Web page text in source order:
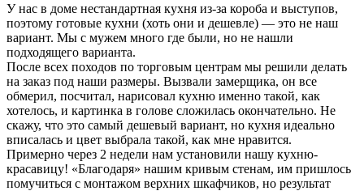
У нас в доме нестандартная кухня из-за короба и выступов,
поэтому готовые кухни (хоть они и дешевле) — это не наш
вариант. Мы с мужем много где были, но не нашли
подходящего варианта.
После всех походов по торговым центрам мы решили делать
на заказ под наши размеры. Вызвали замерщика, он все
обмерил, посчитал, нарисовал кухню именно такой, как
хотелось, и картинка в голове сложилась окончательно. Не
скажу, что это самый дешевый вариант, но кухня идеально
вписалась и цвет выбрала такой, как мне нравится.
Примерно через 2 недели нам установили нашу кухню-
красавицу! «Благодаря» нашим кривым стенам, им пришлось
помучиться с монтажом верхних шкафчиков, но результат